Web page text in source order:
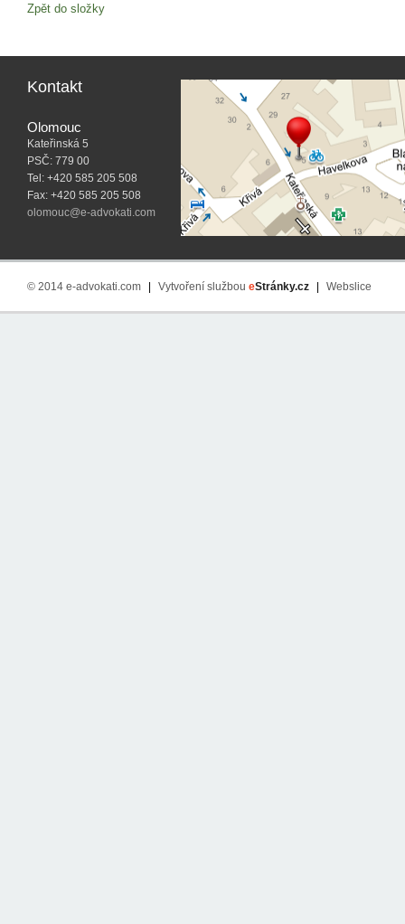
Zpět do složky
Kontakt
Olomouc
Kateřinská 5
PSČ: 779 00
Tel: +420 585 205 508
Fax: +420 585 205 508
olomouc@e-advokati.com
© 2014 e-advokati.com Vytvoření službou eStránky.cz Webslice